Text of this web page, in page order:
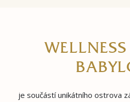
je součástí unikátního ostrova